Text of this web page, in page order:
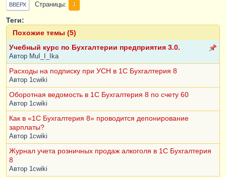
ВВЕРХ Страницы 1
Теги:
Похожие темы (5)
Учебный курс по Бухгалтерии предприятия 3.0.
Автор MuI_I_Ika
Расходы на подписку при УСН в 1С Бухгалтерия 8
Автор 1cwiki
Оборотная ведомость в 1С Бухгалтерия 8 по счету 60
Автор 1cwiki
Как в «1С Бухгалтерия 8» проводится депонирование
зарплаты?
Автор 1cwiki
Журнал учета розничных продаж алкоголя в 1С Бухгалтерия
8
Автор 1cwiki